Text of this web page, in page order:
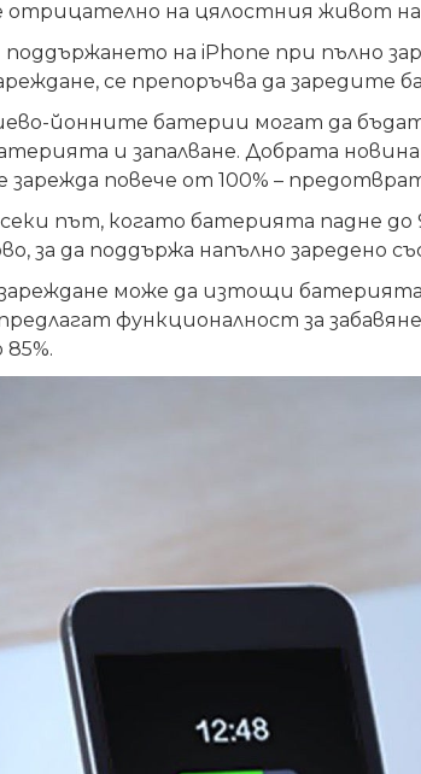
отрицателно на цялостния живот
на iPhone при пълно
се препоръчва да заредите
йонните батерии могат да бъдат
и запалване. Добрата
зарежда повече от 100% –
път, когато батерията падне
за да поддържа напълно заредено
може да изтощи
функционалност за